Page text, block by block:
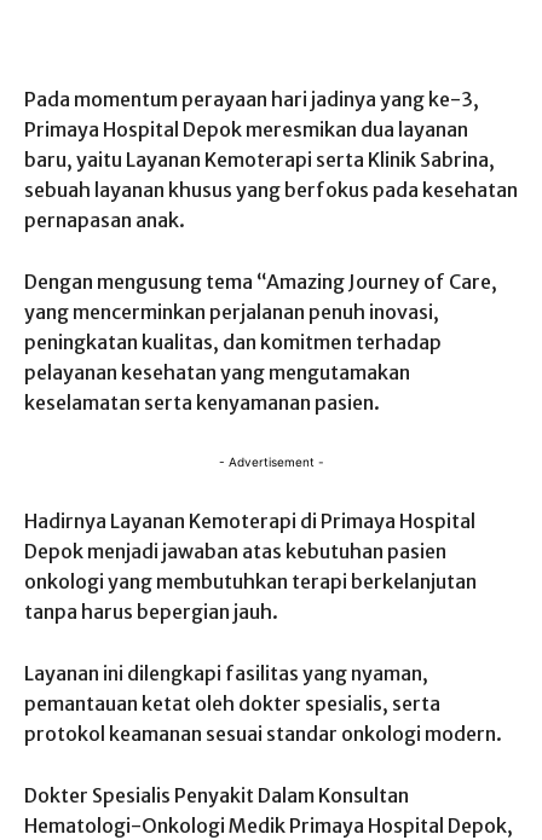
Pada momentum perayaan hari jadinya yang ke-3,
Primaya Hospital Depok meresmikan dua layanan
baru, yaitu Layanan Kemoterapi serta Klinik Sabrina,
sebuah layanan khusus yang berfokus pada kesehatan
pernapasan anak.
Dengan mengusung tema “Amazing Journey of Care,
yang mencerminkan perjalanan penuh inovasi,
peningkatan kualitas, dan komitmen terhadap
pelayanan kesehatan yang mengutamakan
keselamatan serta kenyamanan pasien.
- Advertisement -
Hadirnya Layanan Kemoterapi di Primaya Hospital
Depok menjadi jawaban atas kebutuhan pasien
onkologi yang membutuhkan terapi berkelanjutan
tanpa harus bepergian jauh.
Layanan ini dilengkapi fasilitas yang nyaman,
pemantauan ketat oleh dokter spesialis, serta
protokol keamanan sesuai standar onkologi modern.
Dokter Spesialis Penyakit Dalam Konsultan
Hematologi-Onkologi Medik Primaya Hospital Depok,